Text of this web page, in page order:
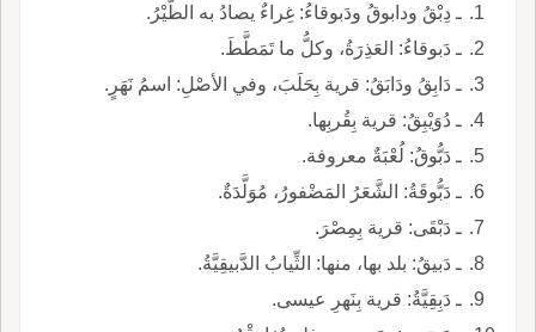
ـ دِبْقُ ودابوقُ ودَبوقاءُ: غِراءٌ يصادُ به الطَّيْرُ.
ـ دَبوقاءُ: العَذِرَةُ، وكلُّ ما تَمَطَّطَ.
ـ دَابِقُ ودَابَقُ: قرية بِحَلَبَ، وفي الأصْلِ: اسمُ نَهَرٍ.
ـ دُوَيْبِقُ: قرية بِقُربِها.
ـ دَبُّوقُ: لُعْبَةٌ معروفة.
ـ دَبُّوقَةُ: الشَّعَرُ المَضْفورُ، مُوَلَّدَةٌ.
ـ دَبْقَى: قرية بِمِصْرَ.
ـ دَبيقُ: بلد بها، منها: الثِّيابُ الدَّبيقِيَّةُ.
ـ دَبِقِيَّةُ: قرية بِنَهرِ عيسى.